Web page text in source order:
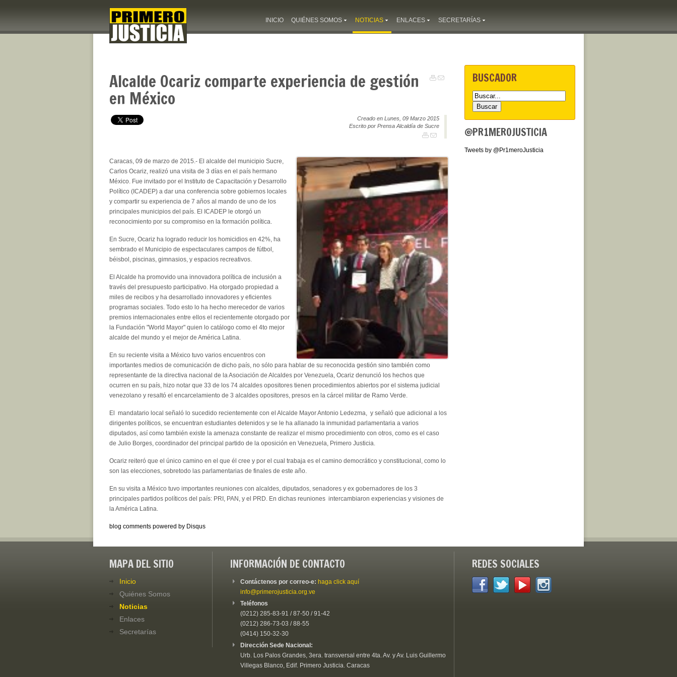
INICIO QUIÉNES SOMOS NOTICIAS ENLACES SECRETARÍAS
Alcalde Ocariz comparte experiencia de gestión
en México
Creado en Lunes, 09 Marzo 2015
Escrito por Prensa Alcaldía de Sucre
Caracas, 09 de marzo de 2015.- El alcalde del municipio Sucre,
Carlos Ocariz, realizó una visita de 3 días en el país hermano
México. Fue invitado por el Instituto de Capacitación y Desarrollo
Político (ICADEP) a dar una conferencia sobre gobiernos locales
y compartir su experiencia de 7 años al mando de uno de los
principales municipios del país. El ICADEP le otorgó un
reconocimiento por su compromiso en la formación política.
En Sucre, Ocariz ha logrado reducir los homicidios en 42%, ha
sembrado el Municipio de espectaculares campos de fútbol,
béisbol, piscinas, gimnasios, y espacios recreativos.
El Alcalde ha promovido una innovadora política de inclusión a
través del presupuesto participativo. Ha otorgado propiedad a
miles de recibos y ha desarrollado innovadores y eficientes
programas sociales. Todo esto lo ha hecho merecedor de varios
premios internacionales entre ellos el recientemente otorgado por
la Fundación "World Mayor" quien lo catálogo como el 4to mejor
alcalde del mundo y el mejor de América Latina.
En su reciente visita a México tuvo varios encuentros con
importantes medios de comunicación de dicho país, no sólo para hablar de su reconocida gestión sino también como
representante de la directiva nacional de la Asociación de Alcaldes por Venezuela, Ocariz denunció los hechos que
ocurren en su país, hizo notar que 33 de los 74 alcaldes opositores tienen procedimientos abiertos por el sistema judicial
venezolano y resaltó el encarcelamiento de 3 alcaldes opositores, presos en la cárcel militar de Ramo Verde.
El mandatario local señaló lo sucedido recientemente con el Alcalde Mayor Antonio Ledezma, y señaló que adicional a los
dirigentes políticos, se encuentran estudiantes detenidos y se le ha allanado la inmunidad parlamentaria a varios
diputados, así como también existe la amenaza constante de realizar el mismo procedimiento con otros, como es el caso
de Julio Borges, coordinador del principal partido de la oposición en Venezuela, Primero Justicia.
Ocariz reiteró que el único camino en el que él cree y por el cual trabaja es el camino democrático y constitucional, como lo
son las elecciones, sobretodo las parlamentarias de finales de este año.
En su visita a México tuvo importantes reuniones con alcaldes, diputados, senadores y ex gobernadores de los 3
principales partidos políticos del país: PRI, PAN, y el PRD. En dichas reuniones intercambiaron experiencias y visiones de
la América Latina.
blog comments powered by Disqus
BUSCADOR
@PR1MEROJUSTICIA
Tweets by @Pr1meroJusticia
MAPA DEL SITIO
Inicio
Quiénes Somos
Noticias
Enlaces
Secretarías
INFORMACIÓN DE CONTACTO
Contáctenos por correo-e: haga click aquí
info@primerojusticia.org.ve
Teléfonos
(0212) 285-83-91 / 87-50 / 91-42
(0212) 286-73-03 / 88-55
(0414) 150-32-30
Dirección Sede Nacional:
Urb. Los Palos Grandes, 3era. transversal entre 4ta. Av. y Av. Luis Guillermo
Villegas Blanco, Edif. Primero Justicia. Caracas
REDES SOCIALES